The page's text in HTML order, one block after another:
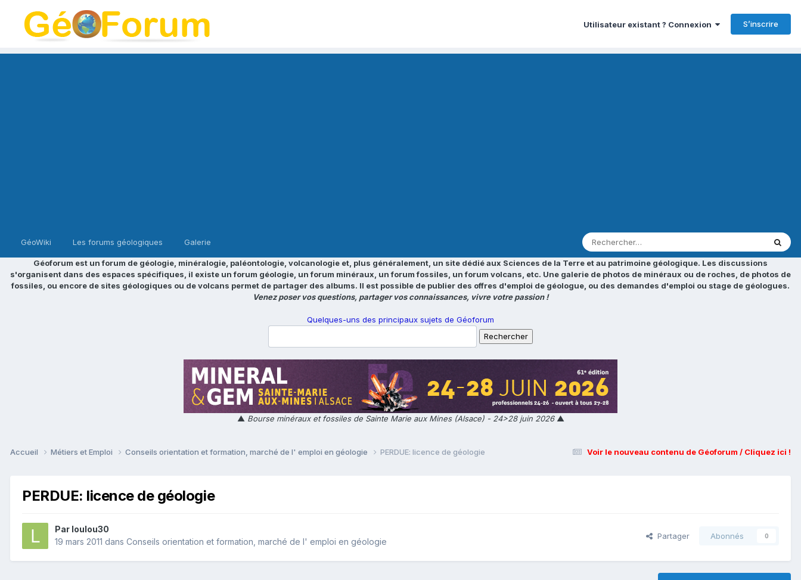
Utilisateur existant ? Connexion S’inscrire
GéoWiki Les forums géologiques Galerie
Géoforum est un forum de géologie, minéralogie, paléontologie, volcanologie et, plus généralement, un site dédié aux Sciences de la Terre et au patrimoine géologique. Les discussions
s'organisent dans des espaces spécifiques, il existe un forum géologie, un forum minéraux, un forum fossiles, un forum volcans, etc. Une galerie de photos de minéraux ou de roches, de photos de
fossiles, ou encore de sites géologiques ou de volcans permet de partager des albums. Il est possible de publier des offres d'emploi de géologue, ou des demandes d'emploi ou stage de géologues.
Venez poser vos questions, partager vos connaissances, vivre votre passion !
Quelques-uns des principaux sujets de Géoforum
▲ Bourse minéraux et fossiles de Sainte Marie aux Mines (Alsace) - 24>28 juin 2026▲
Voir le nouveau contenu de Géoforum / Cliquez ici !
Accueil Métiers et Emploi Conseils orientation et formation, marché de l' emploi en géologie PERDUE: licence de géologie
PERDUE: licence de géologie
Par loulou30
19 mars 2011 dans Conseils orientation et formation, marché de l' emploi en géologie
Partager Abonnés 0